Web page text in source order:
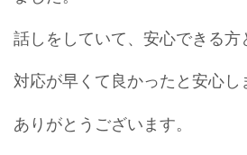
話しをしていて、安心できる方
対応が早くて良かったと安心し
ありがとうございます。